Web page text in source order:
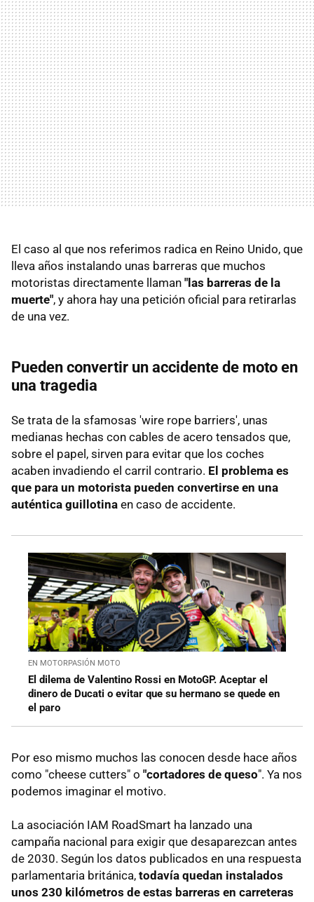
El caso al que nos referimos radica en Reino Unido, que
lleva años instalando unas barreras que muchos
motoristas directamente llaman "las barreras de la
muerte", y ahora hay una petición oficial para retirarlas
de una vez.
Pueden convertir un accidente de moto en
una tragedia
Se trata de la sfamosas 'wire rope barriers', unas
medianas hechas con cables de acero tensados que,
sobre el papel, sirven para evitar que los coches
acaben invadiendo el carril contrario. El problema es
que para un motorista pueden convertirse en una
auténtica guillotina en caso de accidente.
EN MOTORPASIÓN MOTO
El dilema de Valentino Rossi en MotoGP. Aceptar el
dinero de Ducati o evitar que su hermano se quede en
el paro
Por eso mismo muchos las conocen desde hace años
como "cheese cutters" o "cortadores de queso". Ya nos
podemos imaginar el motivo.
La asociación IAM RoadSmart ha lanzado una
campaña nacional para exigir que desaparezcan antes
de 2030. Según los datos publicados en una respuesta
parlamentaria británica, todavía quedan instalados
unos 230 kilómetros de estas barreras en carreteras